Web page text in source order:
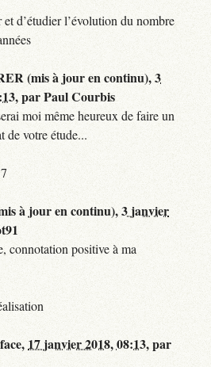
d’étudier l’évolution du nombre
(mis à jour en continu),3
,parPaul Courbis
moi même heureux de faire un
de votre étude...
à jour en continu),3 janvier
connotation positive à ma
17 janvier 2018, 08:13,par